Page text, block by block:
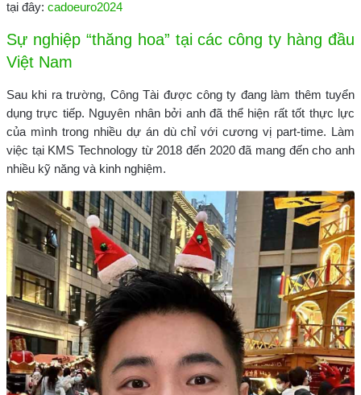
tại đây: cadoeuro2024
Sự nghiệp “thăng hoa” tại các công ty hàng đầu
Việt Nam
Sau khi ra trường, Công Tài được công ty đang làm thêm tuyển
dụng trực tiếp. Nguyên nhân bởi anh đã thể hiện rất tốt thực lực
của mình trong nhiều dự án dù chỉ với cương vị part-time. Làm
việc tại KMS Technology từ 2018 đến 2020 đã mang đến cho anh
nhiều kỹ năng và kinh nghiệm.